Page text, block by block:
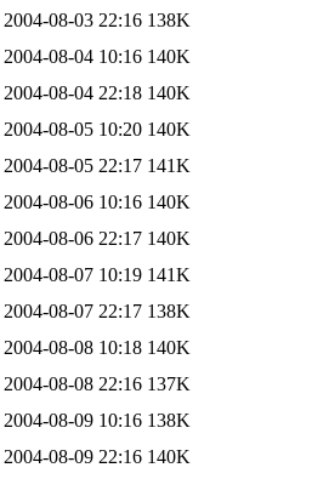
2004-08-03 22:16 138K
2004-08-04 10:16 140K
2004-08-04 22:18 140K
2004-08-05 10:20 140K
2004-08-05 22:17 141K
2004-08-06 10:16 140K
2004-08-06 22:17 140K
2004-08-07 10:19 141K
2004-08-07 22:17 138K
2004-08-08 10:18 140K
2004-08-08 22:16 137K
2004-08-09 10:16 138K
2004-08-09 22:16 140K